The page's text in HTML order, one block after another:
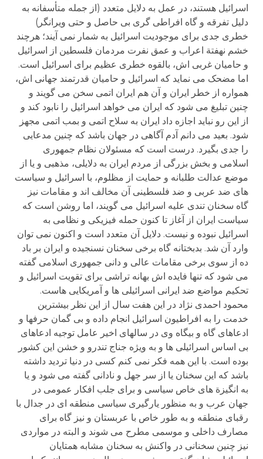
اسرائیل هستند، در عمل به دلایل متعدد (از جمله متأسفانه به
دلیل تفرقه و گاه افراطی گری بی حاصل و حتی ویرانگر)
خطری جدی برای موجودیت اسرائیل به شمار نمی آیند؛ هرچند
خشم نهفتة اعراب و عمق نفرت مردمان فلسطین از اسرائیل
و حامیان غربی اش، بالقوه خطری عظیم برای اسرائیل است.
اما مضحک می نماید که اسرائیل و حامیان قدرتمند جهانی اش،
همواره از خطر ایران و آن هم ایران اتمی سخن می گویند و
چنین تبلیغ می شود که ایران می خواهد اسرائیل را نابود کند و
از این رو نباید اجازه داد ایران به سلاح اتمی و بمب اتمی مجهز
شود. بعید می دانم آدم آگاهی در جهان باشد که چنین مدعایی
را جدی بگیرد. درست است که مسئولان نظام جمهوری
اسلامی و بخش بزرگی از مردم ایران به دلایلی، مذهبی و یا از
موضع عدالت طلبانه و حمایت از مظلوم، با اسرائیل و سیاست
های ضد عربی و ضد فلسطینی آن مخالف اند و مقامات نیز
گاه سخنان تندی علیه اسرائیل می گویند، اما روشن است که
سیاست ایران از آغاز تا کنون حمله فیزیکی و نظامی به
اسرائیل نبوده و نیست. دلایل آن متعدد است و اکنون نمی توان
وارد آن شد. بدبختانه گاه برخی سخنان نسنجیده و ایران بر باد
ده از سوی برخی مقامات عالی و دانی جمهوری اسلامی گفته
می شود که تنها فایده اش بهانه تراشی برای تقویت اسرائیل و
تحکیم مواضع ضد ایرانی اسرائیلی ها و آمریکایی هاست.
محمود احمدی نژاد در این هفت سال از این نظر بیشترین
خدمت را به افراطیون اسرائیل انجام داده و بی گمان حرفها و
ادعاهای گاه و بیگاه وی در سالهای اخیر عامل توجیه ادعاهای
بی اساس اسرائیلی ها و به ویژه جناج تندرو و خشن این کشور
بوده است. با این همه فکر نمی کنم کسی در دنیا تردید داشته
باشد که این سخنان یا از سر جهل و نادانی گفته می شود و یا
به انگیزة های خاص سیاسی و برای جلب افکار عمومی در
جهان عرب و به منظور یارگیری سیاسی منطقه ای در جدال با
رقبای منطقه و به طور خاص با عربستان و نیز گاه برای
مصارف داخلی و موسمی مطرح می شوند و البته در مواردی
نیز چنین سخنانی در واکنش به سخنان مشابه همتایان